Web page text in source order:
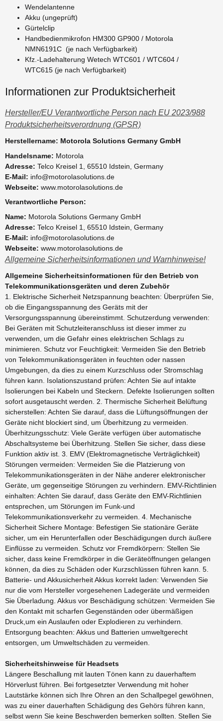
Wendelantenne
Akku (ungeprüft)
Gürtelclip
Handbedienmikrofon HM300 GP900 / Motorola
NMN6191C (je nach Verfügbarkeit)
Kfz.-Ladehalterung Wetech WTC601 / WTC604 /
WTC615 (je nach Verfügbarkeit)
Informationen zur Produktsicherheit
Hersteller/EU Verantwortliche Person nach EU 2023/988
Produktsicherheitsverordnung (GPSR)
Herstellername: Motorola Solutions Germany GmbH
Handelsname: Motorola
Adresse: Telco Kreisel 1, 65510 Idstein, Germany
E-Mail: info@motorolasolutions.de
Webseite: www.motorolasolutions.de
Verantwortliche Person:
Name: Motorola Solutions Germany GmbH
Adresse: Telco Kreisel 1, 65510 Idstein, Germany
E-Mail: info@motorolasolutions.de
Webseite: www.motorolasolutions.de
Allgemeine Sicherheitsinformationen und Warnhinweise!
Allgemeine Sicherheitsinformationen für den Betrieb von
Telekommunikationsgeräten und deren Zubehör
1. Elektrische Sicherheit Netzspannung beachten: Überprüfen Sie,
ob die Eingangsspannung des Geräts mit der
Versorgungsspannung übereinstimmt. Schutzerdung verwenden:
Bei Geräten mit Schutzleiteranschluss ist dieser immer zu
verwenden, um die Gefahr eines elektrischen Schlags zu
minimieren. Schutz vor Feuchtigkeit: Vermeiden Sie den Betrieb
von Telekommunikationsgeräten in feuchten oder nassen
Umgebungen, da dies zu einem Kurzschluss oder Stromschlag
führen kann. Isolationszustand prüfen: Achten Sie auf intakte
Isolierungen bei Kabeln und Steckern. Defekte Isolierungen sollten
sofort ausgetauscht werden. 2. Thermische Sicherheit Belüftung
sicherstellen: Achten Sie darauf, dass die Lüftungsöffnungen der
Geräte nicht blockiert sind, um Überhitzung zu vermeiden.
Überhitzungsschutz: Viele Geräte verfügen über automatische
Abschaltsysteme bei Überhitzung. Stellen Sie sicher, dass diese
Funktion aktiv ist. 3. EMV (Elektromagnetische Verträglichkeit)
Störungen vermeiden: Vermeiden Sie die Platzierung von
Telekommunikationsgeräten in der Nähe anderer elektronischer
Geräte, um gegenseitige Störungen zu verhindern. EMV-Richtlinien
einhalten: Achten Sie darauf, dass Geräte den EMV-Richtlinien
entsprechen, um Störungen im Funk-und
Telekommunikationsverkehr zu vermeiden. 4. Mechanische
Sicherheit Sichere Montage: Befestigen Sie stationäre Geräte
sicher, um ein Herunterfallen oder Beschädigungen durch äußere
Einflüsse zu vermeiden. Schutz vor Fremdkörpern: Stellen Sie
sicher, dass keine Fremdkörper in die Geräteöffnungen gelangen
können, da dies zu Schäden oder Kurzschlüssen führen kann. 5.
Batterie- und Akkusicherheit Akkus korrekt laden: Verwenden Sie
nur die vom Hersteller vorgesehenen Ladegeräte und vermeiden
Sie Überladung. Akkus vor Beschädigung schützen: Vermeiden Sie
den Kontakt mit scharfen Gegenständen oder übermäßigen
Druck,um ein Auslaufen oder Explodieren zu verhindern.
Entsorgung beachten: Akkus und Batterien umweltgerecht
entsorgen, um Umweltschäden zu vermeiden.
Sicherheitshinweise für Headsets
Längere Beschallung mit lauten Tönen kann zu dauerhaftem
Hörverlust führen. Bei fortgesetzter Verwendung mit hoher
Lautstärke können sich Ihre Ohren an den Schallpegel gewöhnen,
was zu einer dauerhaften Schädigung des Gehörs führen kann,
selbst wenn Sie keine Beschwerden bemerken sollten. Stellen Sie